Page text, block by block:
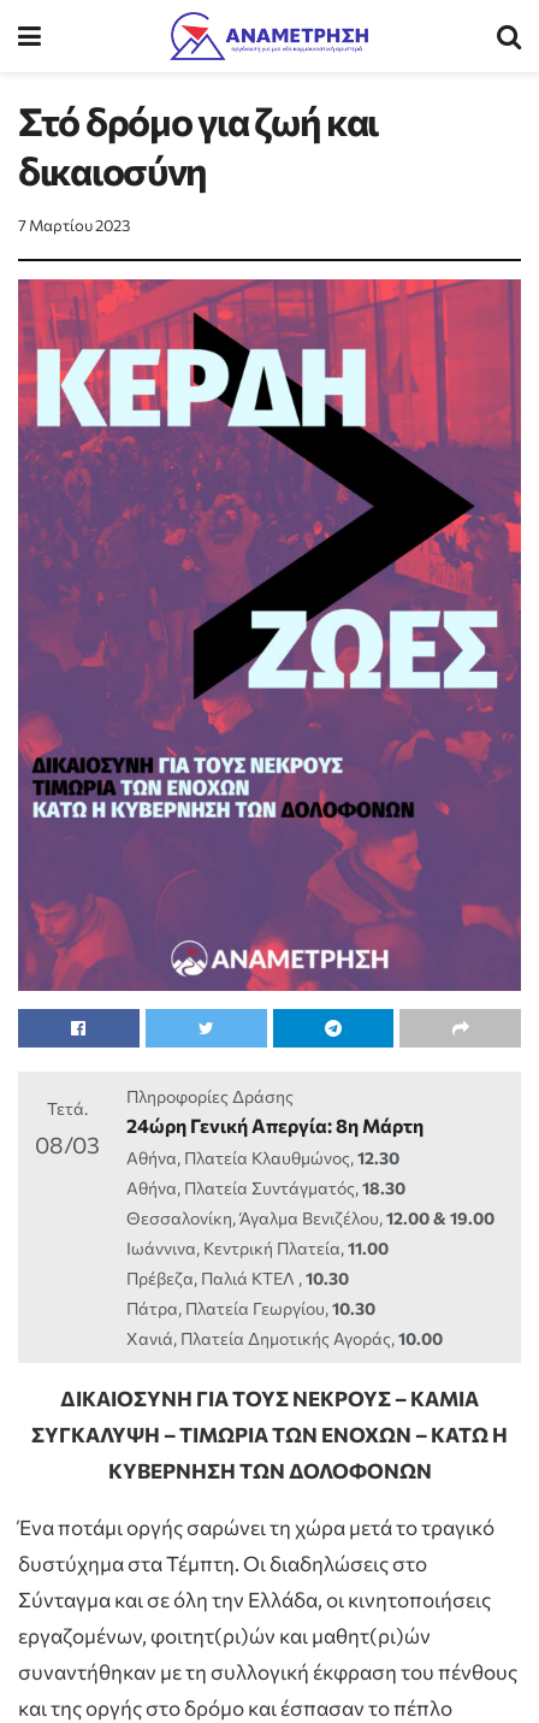
Στό δρόμο για ζωή και
δικαιοσύνη
7 Μαρτίου 2023
Πληροφορίες Δράσης
Τετά.
08/03
24ώρη Γενική Απεργία: 8η Μάρτη
Αθήνα, Πλατεία Κλαυθμώνος,12.30
Αθήνα, Πλατεία Συντάγματός,18.30
Θεσσαλονίκη, Άγαλμα Βενιζέλου,12.00 & 19.00
Ιωάννινα, Κεντρική Πλατεία,11.00
Πρέβεζα, Παλιά ΚΤΕΛ ,10.30
Πάτρα, Πλατεία Γεωργίου,10.30
Χανιά, Πλατεία Δημοτικής Αγοράς,10.00
ΔΙΚΑΙΟΣΥΝΗ ΓΙΑ ΤΟΥΣ ΝΕΚΡΟΥΣ – ΚΑΜΙΑ
ΣΥΓΚΑΛΥΨΗ – ΤΙΜΩΡΙΑ ΤΩΝ ΕΝΟΧΩΝ –ΚΑΤΩ Η
ΚΥΒΕΡΝΗΣΗ ΤΩΝ ΔΟΛΟΦΟΝΩΝ
Ένα ποτάμι οργής σαρώνει τη χώρα μετά το τραγικό
δυστύχημα στα Τέμπτη. Οι διαδηλώσεις στο
Σύνταγμα και σε όλη την Ελλάδα, οι κινητοποιήσεις
εργαζομένων, φοιτητ(ρι)ών και μαθητ(ρι)ών
συναντήθηκαν με τη συλλογική έκφραση του πένθους
και της οργής στο δρόμο και έσπασαν το πέπλο